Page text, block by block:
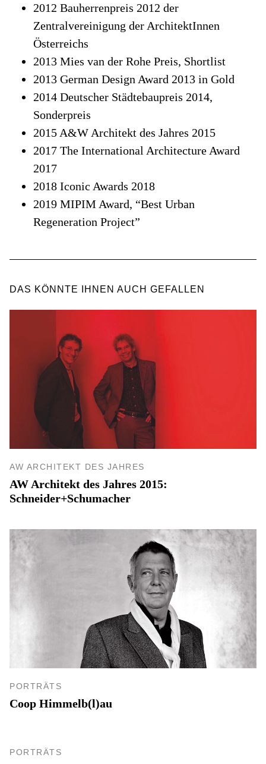
2012 Bauherrenpreis 2012 der
Zentralvereinigung der ArchitektInnen
Österreichs
2013 Mies van der Rohe Preis, Shortlist
2013 German Design Award 2013 in Gold
2014 Deutscher Städtebaupreis 2014,
Sonderpreis
2015 A&W Architekt des Jahres 2015
2017 The International Architecture Award
2017
2018 Iconic Awards 2018
2019 MIPIM Award, “Best Urban
Regeneration Project”
DAS KÖNNTE IHNEN AUCH GEFALLEN
AW ARCHITEKT DES JAHRES
AW Architekt des Jahres 2015:
Schneider+Schumacher
PORTRÄTS
Coop Himmelb(l)au
PORTRÄTS